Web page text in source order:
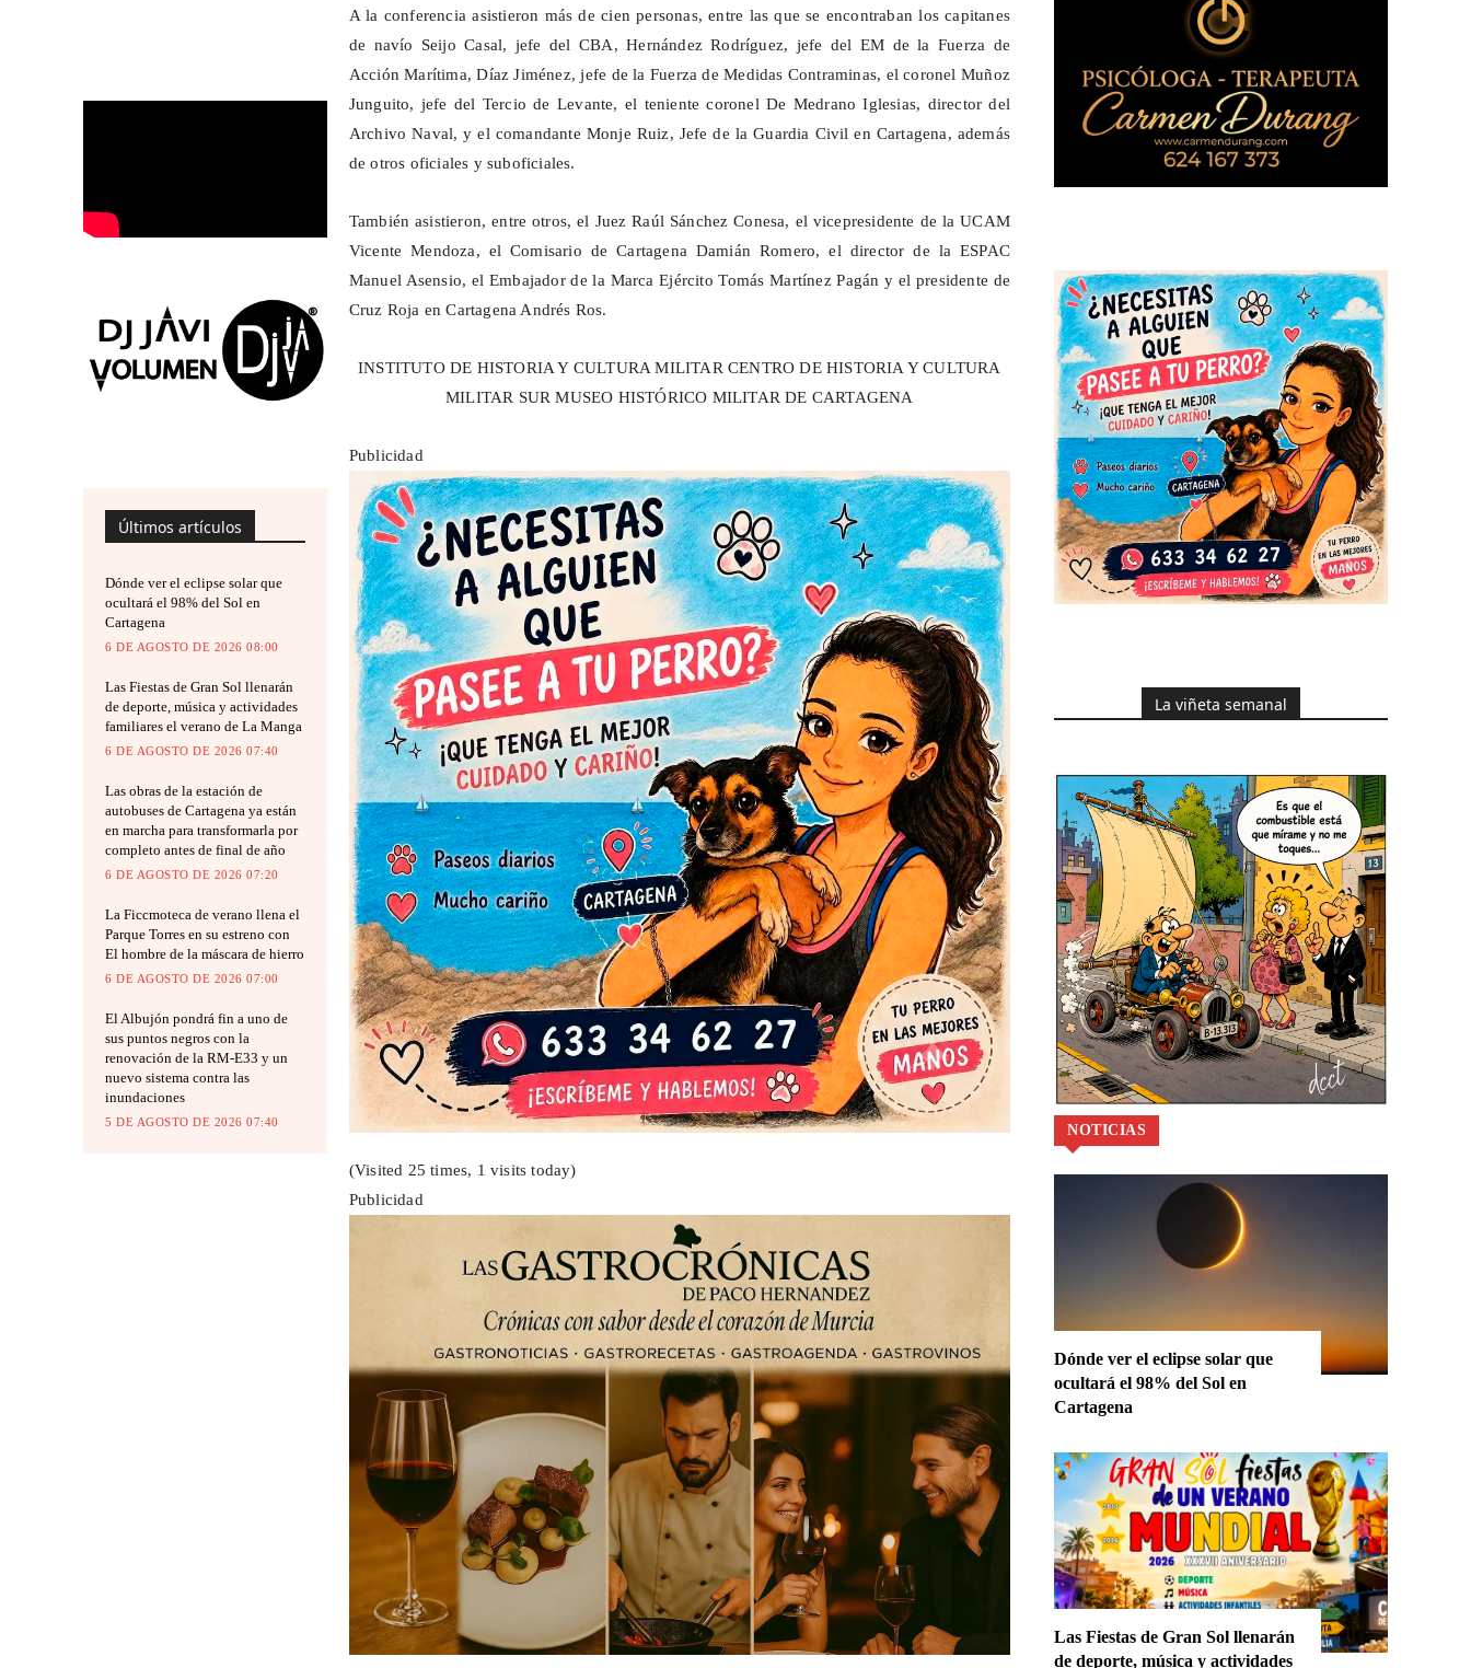
Últimos artículos
Dónde ver el eclipse solar que
ocultará el 98% del Sol en
Cartagena
6 DE AGOSTO DE 2026 08:00
Las Fiestas de Gran Sol llenarán
de deporte, música y actividades
familiares el verano de La Manga
6 DE AGOSTO DE 2026 07:40
Las obras de la estación de
autobuses de Cartagena ya están
en marcha para transformarla por
completo antes de final de año
6 DE AGOSTO DE 2026 07:20
La Ficcmoteca de verano llena el
Parque Torres en su estreno con
El hombre de la máscara de hierro
6 DE AGOSTO DE 2026 07:00
El Albujón pondrá fin a uno de
sus puntos negros con la
renovación de la RM-E33 y un
nuevo sistema contra las
inundaciones
5 DE AGOSTO DE 2026 07:40
A la conferencia asistieron más de cien personas, entre las que se encontraban los capitanes
de navío Seijo Casal, jefe del CBA, Hernández Rodríguez, jefe del EM de la Fuerza de
Acción Marítima, Díaz Jiménez, jefe de la Fuerza de Medidas Contraminas, el coronel Muñoz
Junguito, jefe del Tercio de Levante, el teniente coronel De Medrano Iglesias, director del
Archivo Naval, y el comandante Monje Ruiz, Jefe de la Guardia Civil en Cartagena, además
de otros oficiales y suboficiales.
También asistieron, entre otros, el Juez Raúl Sánchez Conesa, el vicepresidente de la UCAM
Vicente Mendoza, el Comisario de Cartagena Damián Romero, el director de la ESPAC
Manuel Asensio, el Embajador de la Marca Ejército Tomás Martínez Pagán y el presidente de
Cruz Roja en Cartagena Andrés Ros.
INSTITUTO DE HISTORIA Y CULTURA MILITAR CENTRO DE HISTORIA Y CULTURA
MILITAR SUR MUSEO HISTÓRICO MILITAR DE CARTAGENA
Publicidad
(Visited 25 times, 1 visits today)
Publicidad
La viñeta semanal
NOTICIAS
Dónde ver el eclipse solar que
ocultará el 98% del Sol en
Cartagena
Las Fiestas de Gran Sol llenarán
de deporte, música y actividades